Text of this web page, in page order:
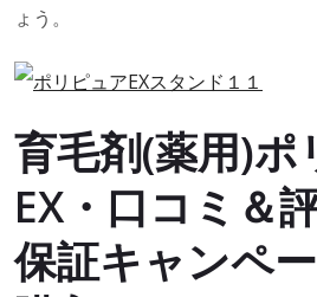
ょう。
育毛剤(薬用)ポ
EX・口コミ＆
保証キャンペ